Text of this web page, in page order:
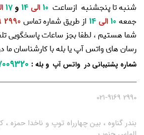
شنبه تا پنجشنبه ازساعت 10 الی و17
جمعه
الی از طریق شماره تماس 2990 69 91 -021
شما هستیم ، لطفا بجز ساعات پاسخگویی
رسان های واتس آپ یا بله با کارشناسان ما
شماره پشتیبانی در واتس آپ و بله :
2990 021-9169